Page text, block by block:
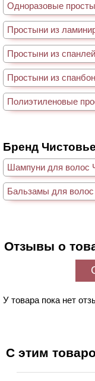
Одноразовые
Простыни из
Простыни из
Простыни из
Полиэтиленовые
Бренд
Шампуни для волос
Бальзамы для волос
Отзывы о
У товара пока нет
С этим